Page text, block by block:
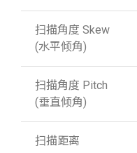
扫描角度 Skew
(水平倾角)
扫描角度 Pitch
(垂直倾角)
扫描距离